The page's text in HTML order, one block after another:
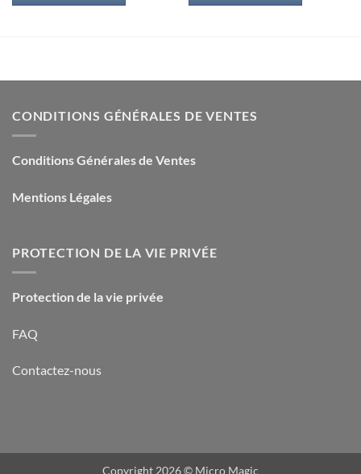
CONDITIONS GÉNÉRALES DE VENTES
Conditions Générales de Ventes
Mentions Légales
PROTECTION DE LA VIE PRIVÉE
Protection de la vie privée
FAQ
Contactez-nous
Copyright 2026 © Micro Magic